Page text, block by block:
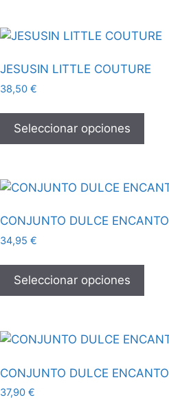
JESUSIN LITTLE COUTURE
38,50 €
Seleccionar opciones
CONJUNTO DULCE ENCANTO
34,95 €
Seleccionar opciones
CONJUNTO DULCE ENCANTO
37,90 €